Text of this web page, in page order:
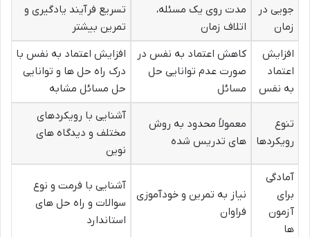
جویی در
زمان
مدت روی یک مسئله،
اتلاف زمان
تسریع فرآیند یادگیری و
تمرین بیشتر
افزایش
اعتماد
به نفس
کاهش اعتماد به نفس در
صورت عدم توانایی حل
مسائل
افزایش اعتماد به نفس با
درک راه حل ها و توانایی
حل مسائل مشابه
تنوع
رویکردها
معمولاً محدود به روش
های تدریس شده
آشنایی با رویکردهای
مختلف و دیدگاه های
نوین
آمادگی
برای
آزمون
ها
نیاز به تمرین و خودآموزی
فراوان
آشنایی با فرمت و نوع
سوالات و راه حل های
استاندارد